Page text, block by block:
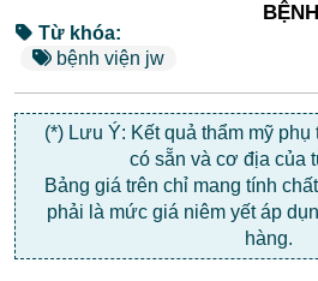
Từ khóa:
bệnh viện jw
(*) Lưu Ý: Kết quả thẩm mỹ
có sẵn và cơ địa của
Bảng giá trên chỉ mang tính
phải là mức giá niêm yết áp
hàng.